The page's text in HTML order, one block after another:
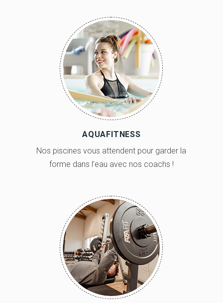
AQUAFITNESS
Nos piscines vous attendent pour garder la
forme dans l’eau avec nos coachs !